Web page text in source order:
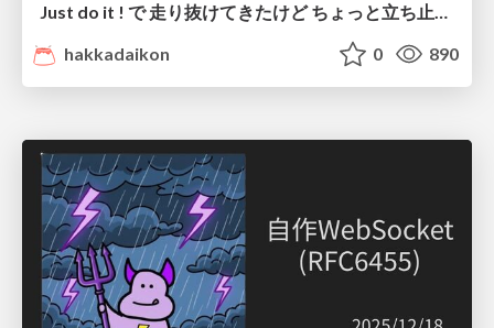
Just do it ! で 走り抜けてきたけど ちょっと立ち止まってみた
hakkadaikon
0 890